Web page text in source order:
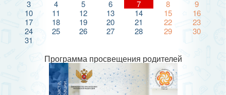
3
4 5 6 7 8
9
10
11 12 13 14 15
16
17
18 19 20 21 22
23
24
25 26 27 28 29
30
31
Программа просвещения родителей